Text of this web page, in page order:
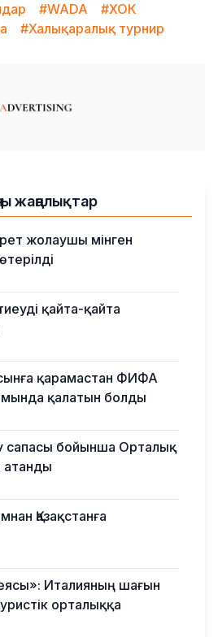
#WADA
#ХОК
#Халықаралық турнир
жаңалықтар
рет жолаушы мінген
қайта-қайта
қарамастан ФИФА
қалатын болды
сапасы бойынша Орталық
Қазақстанға
Италияның шағын
орталыққа